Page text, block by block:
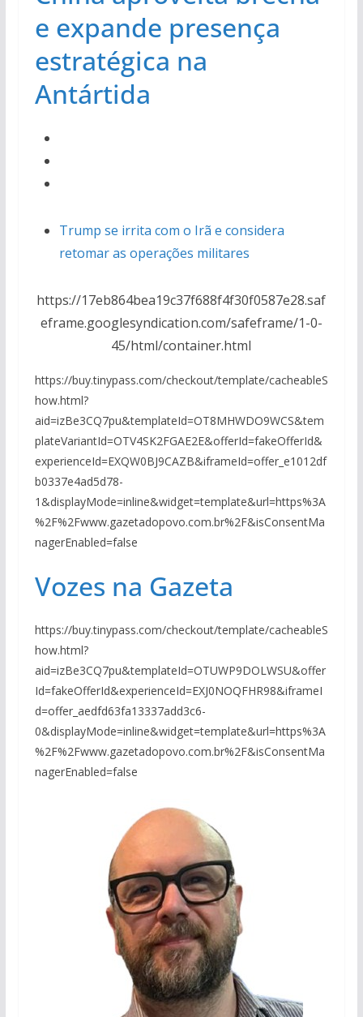
e expande presença
estratégica na
Antártida
Trump se irrita com o Irã e considera
retomar as operações militares
https://17eb864bea19c37f688f4f30f0587e28.saf
eframe.googlesyndication.com/safeframe/1-0-
45/html/container.html
https://buy.tinypass.com/checkout/template/cacheableS
how.html?
aid=izBe3CQ7pu&templateId=OT8MHWDO9WCS&tem
plateVariantId=OTV4SK2FGAE2E&offerId=fakeOfferId&
experienceId=EXQW0BJ9CAZB&iframeId=offer_e1012df
b0337e4ad5d78-
1&displayMode=inline&widget=template&url=https%3A
%2F%2Fwww.gazetadopovo.com.br%2F&isConsentMa
nagerEnabled=false
Vozes na Gazeta
https://buy.tinypass.com/checkout/template/cacheableS
how.html?
aid=izBe3CQ7pu&templateId=OTUWP9DOLWSU&offer
Id=fakeOfferId&experienceId=EXJ0NOQFHR98&iframeI
d=offer_aedfd63fa13337add3c6-
0&displayMode=inline&widget=template&url=https%3A
%2F%2Fwww.gazetadopovo.com.br%2F&isConsentMa
nagerEnabled=false